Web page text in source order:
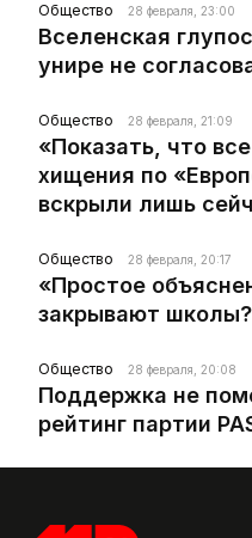
Общество 28 февраля, 23:00
Вселенская
унире не
Общество 28 февраля, 21:09
«Показать, что
хищения по
вскрыли лишь
Общество 28 февраля, 20:17
«Простое
закрывают школы?
Общество 28 февраля, 20:08
Поддержка не
рейтинг партии